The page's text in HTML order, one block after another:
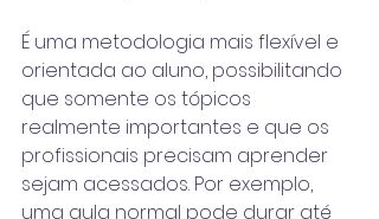
É uma metodologia mais flexível e
orientada ao aluno, possibilitando
que somente os tópicos
realmente importantes e que os
profissionais precisam aprender
sejam acessados. Por exemplo,
uma aula normal pode durar até